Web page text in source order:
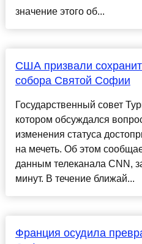
значение этого об...
США призвали
собора Святой Софии
Государственный совет
котором обсуждался
изменения статуса
на мечеть. Об этом
данным телеканала CNN,
минут. В течение ближай...
Франция осудила